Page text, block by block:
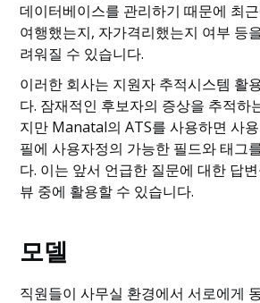
데이터베이스를 관리하기 때문에 최
여행했는지, 자가격리했는지 여부 등
려워질 수 있습니다.
이러한 회사는 지원자 추적시스템 활
다. 잠재적인 후보자의 증상을 추적하
지만 Manatal의 ATS를 사용하면 사
필에 사용자정의 가능한 필드와 태그
다. 이는 앞서 언급한 질문에 대한 답
뷰 중에 활용할 수 있습니다.
모델
직원들이 사무실 환경에서 서로에게